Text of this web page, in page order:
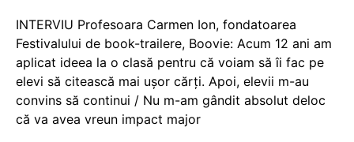
INTERVIU Profesoara Carmen Ion, fondatoarea
Festivalului de book-trailere, Boovie: Acum 12 ani am
aplicat ideea la o clasă pentru că voiam să îi fac pe
elevi să citească mai ușor cărți. Apoi, elevii m-au
convins să continui / Nu m-am gândit absolut deloc
că va avea vreun impact major